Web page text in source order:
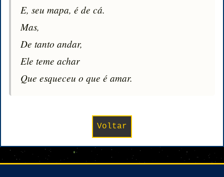
E, seu mapa, é de cá.
Mas,
De tanto andar,
Ele teme achar
Que esqueceu o que é amar.
Voltar